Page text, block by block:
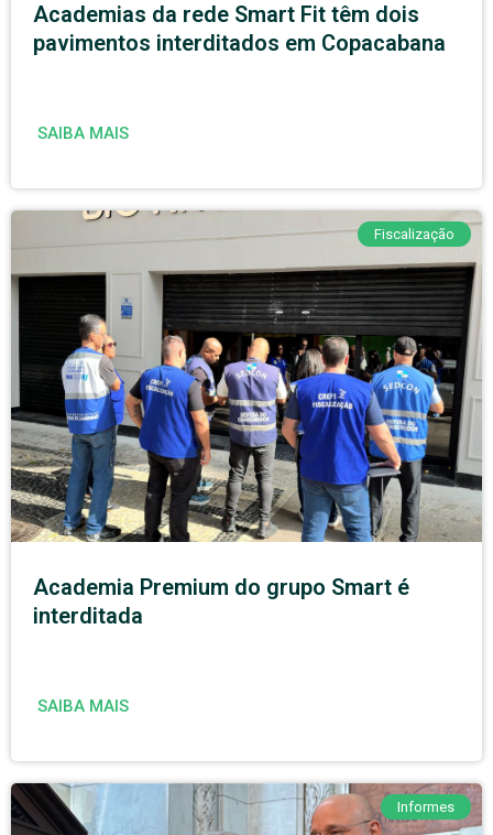
Academias da rede Smart Fit têm dois
pavimentos interditados em Copacabana
SAIBA MAIS
Fiscalização
Academia Premium do grupo Smart é
interditada
SAIBA MAIS
Informes